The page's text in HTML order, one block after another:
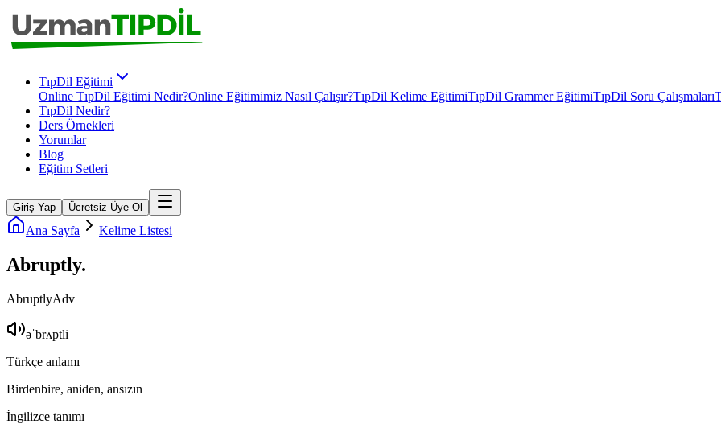
TıpDil Eğitimi
Online TıpDil Eğitimi Nedir?Online Eğitimimiz Nasıl Çalışır?TıpDil Kelime EğitimiTıpDil Grammer EğitimiTıpDil Soru Çalışmaları
TıpDil Nedir?
Ders Örnekleri
Yorumlar
Blog
Eğitim Setleri
Giriş Yap Ücretsiz Üye Ol
Ana Sayfa Kelime Listesi
Abruptly.
AbruptlyAdv
əˈbrʌptli
Türkçe anlamı
Birdenbire, aniden, ansızın
İngilizce tanımı